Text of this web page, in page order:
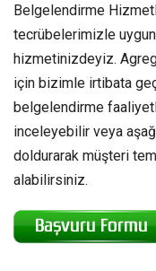
Belgelendirme
tecrübelerimizle
hizmetinizdeyiz.
için bizimle irtibata
belgelendirme
inceleyebilir veya
doldurarak müşteri
alabilirsiniz.